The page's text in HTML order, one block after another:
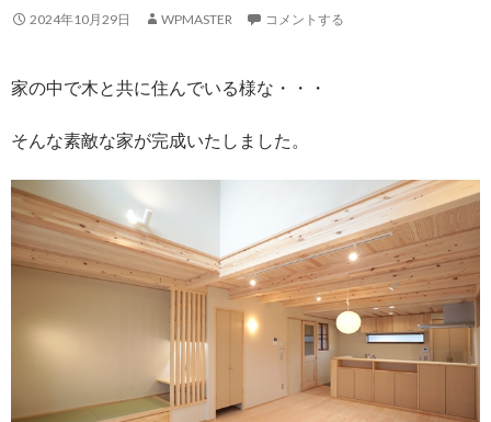
2024年10月29日 WPMASTER コメントする
家の中で木と共に住んでいる様な・・・
そんな素敵な家が完成いたしました。